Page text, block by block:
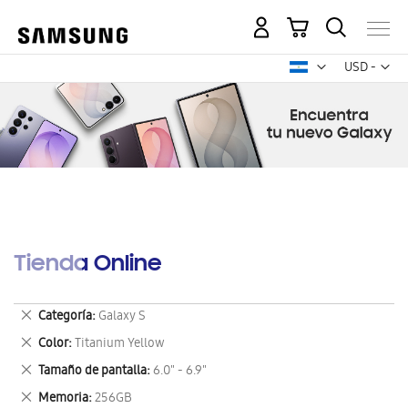
USD -
dólar
Mi carrito
Tienda Online
Categoría Galaxy S
Eliminar
este
artículo
Color Titanium Yellow
Eliminar
este
artículo
Tamaño de pantalla 6.0" - 6.9"
Eliminar
este
Memoria 256GB
Eliminar